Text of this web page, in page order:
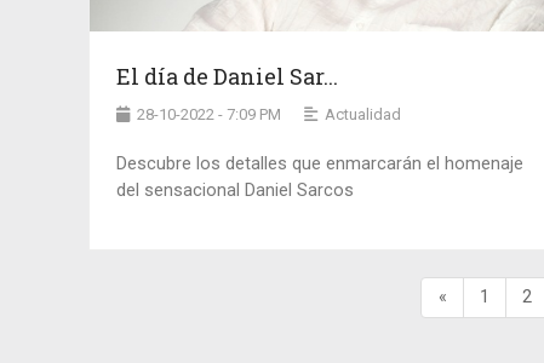
El día de Daniel Sar...
28-10-2022 - 7:09 PM Actualidad
Descubre los detalles que enmarcarán el homenaje
del sensacional Daniel Sarcos
« 1 2